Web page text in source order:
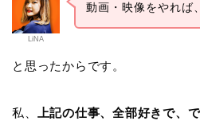
LiNA
動画・映像をやれば
と思ったからです。
私、 上記の仕事、全部好きで、